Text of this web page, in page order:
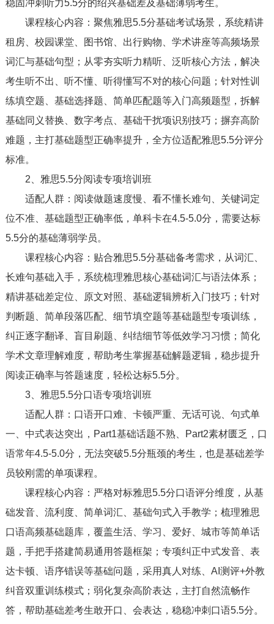
稳固冲刺听力5.5分的绍兴基础差及基础薄弱考生。
课程核心内容：聚焦雅思5.5分基础考试场景，系统精讲
租房、校园课堂、图书馆、出行购物、学术讲座等高频场景
词汇与基础句型；从零夯实听力精听、泛听核心方法，解决
考生听不出、听不懂、听得懂写不对的核心问题；针对性训
练填空题、基础选择题、简单匹配题等入门高频题型，拆解
基础同义替换、数字考点、基础干扰项识别技巧；摒弃高阶
难题，主打基础题型正确率提升，全方位适配雅思5.5分评分
标准。
2、雅思5.5分阅读专项培训班
适配人群：阅读做题速度慢、看不懂长难句、关键词定
位不准、基础题型正确率低，单科卡在4.5-5.0分，需要达标
5.5分的基础薄弱学员。
课程核心内容：贴合雅思5.5分基础备考需求，从词汇、
长难句基础入手，系统梳理雅思核心基础词汇与语法体系；
精讲基础差定位、原文对照、基础逻辑辨析入门技巧；针对
判断题、简单段落匹配、细节填空题等基础题型专项训练，
纠正逐字翻译、盲目刷题、纠结细节等低效学习习惯；简化
学术文章理解难度，帮助考生掌握基础解题逻辑，稳步提升
阅读正确率与答题速度，轻松达标5.5分。
3、雅思5.5分口语专项培训班
适配人群：口语开口难、卡顿严重、无话可说、句式单
一、中式表达突出，Part1基础话题不熟、Part2素材匮乏，口
语常年4.5-5.0分，无法突破5.5分瓶颈的考生，也是基础差学
员较刚需的单项课程。
课程核心内容：严格对标雅思5.5分口语评分维度，从基
础发音、流利度、简单词汇、基础句式入手教学；梳理雅思
口语高频基础题库，覆盖生活、学习、爱好、城市等简单话
题，手把手搭建简易通用答题框架；专项纠正中式发音、表
达卡顿、语序错误等基础问题，采用真人对练、AI测评+外教
纠音双重训练模式；弱化复杂高阶表达，主打自然流畅作
答，帮助基础差考生敢开口、会表达，稳稳冲刺口语5.5分。